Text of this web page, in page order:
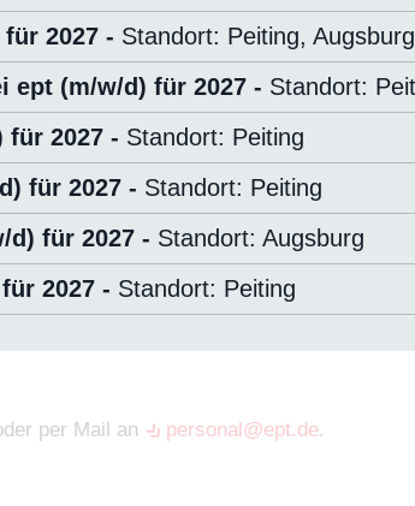
2027 - Standort: Peiting, Augsburg
ept (m/w/d) für 2027 - Standort:
für 2027 - Standort: Peiting
für 2027 - Standort: Peiting
d) für 2027 - Standort: Augsburg
2027 - Standort: Peiting
per Mail an personal@ept.de.